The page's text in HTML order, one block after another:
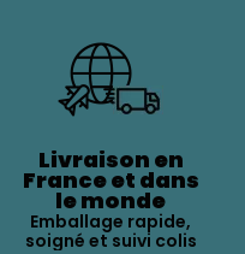
Livraison en
France et dans
le monde
Emballage rapide,
soigné et suivi colis